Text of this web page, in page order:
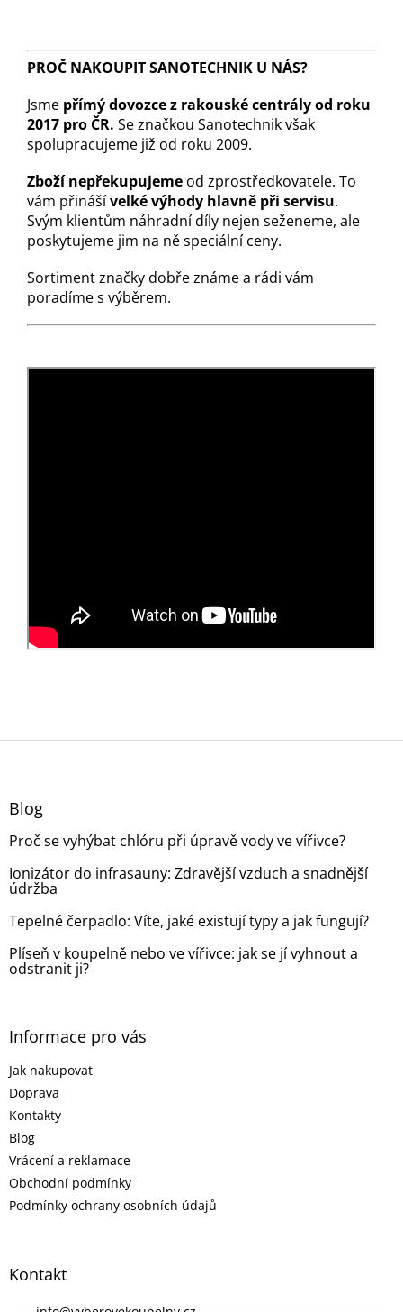
PROČ NAKOUPIT SANOTECHNIK U NÁS?
Jsme přímý dovozce z rakouské centrály od roku
2017 pro ČR. Se značkou Sanotechnik však
spolupracujeme již od roku 2009.
Zboží nepřekupujeme od zprostředkovatele. To
vám přinášívelké výhody hlavně při servisu.
Svým klientům náhradní díly nejen seženeme, ale
poskytujeme jim na ně speciální ceny.
Sortiment značky dobře známe a rádi vám
poradíme s výběrem.
Z
Blog
Proč se vyhýbat chlóru při úpravě vody ve vířivce?
Ionizátor do infrasauny: Zdravější vzduch a snadnější
údržba
Tepelné čerpadlo: Víte, jaké existují typy a jak fungují?
Plíseň v koupelně nebo ve vířivce: jak se jí vyhnout a
odstranit ji?
Informace pro vás
Jak nakupovat
Doprava
Kontakty
Blog
Vrácení a reklamace
Obchodní podmínky
Podmínky ochrany osobních údajů
Kontakt